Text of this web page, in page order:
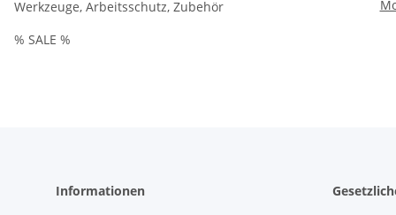
Werkzeuge, Arbeitsschutz, Zubehör
% SALE %
Informationen